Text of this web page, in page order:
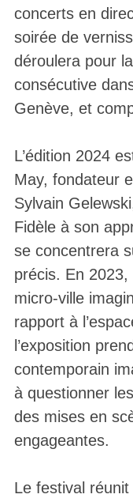
concerts en
soirée de
déroulera pour
consécutive
Genève, et
L’édition 2024
May, fondateur
Sylvain
Fidèle à son
se concentrera
précis. En
micro-ville
rapport à
l’exposition
contemporain
à questionner
des mises en
engageantes.
Le festival